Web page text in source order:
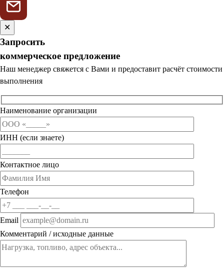
✕
Запросить
коммерческое предложение
Наш менеджер свяжется с Вами и предоставит расчёт стоимости
выполнения
Наименование организации
ИНН (если знаете)
Контактное лицо
Телефон
Email
Комментарий / исходные данные